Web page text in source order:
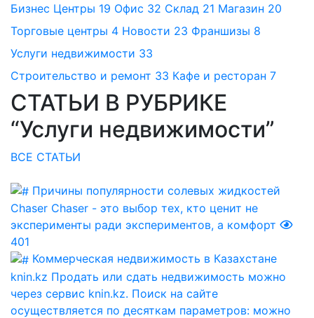
Бизнес Центры 19 Офис 32 Склад 21 Магазин 20
Торговые центры 4 Новости 23 Франшизы 8
Услуги недвижимости 33
Строительство и ремонт 33 Кафе и ресторан 7
СТАТЬИ В РУБРИКЕ
“Услуги недвижимости”
ВСЕ СТАТЬИ
Причины популярности солевых жидкостей
Chaser Chaser - это выбор тех, кто ценит не
эксперименты ради экспериментов, а комфорт
401
Коммерческая недвижимость в Казахстане
knin.kz Продать или сдать недвижимость можно
через сервис knin.kz. Поиск на сайте
осуществляется по десяткам параметров: можно